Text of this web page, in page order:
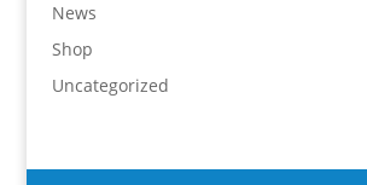
News
Shop
Uncategorized